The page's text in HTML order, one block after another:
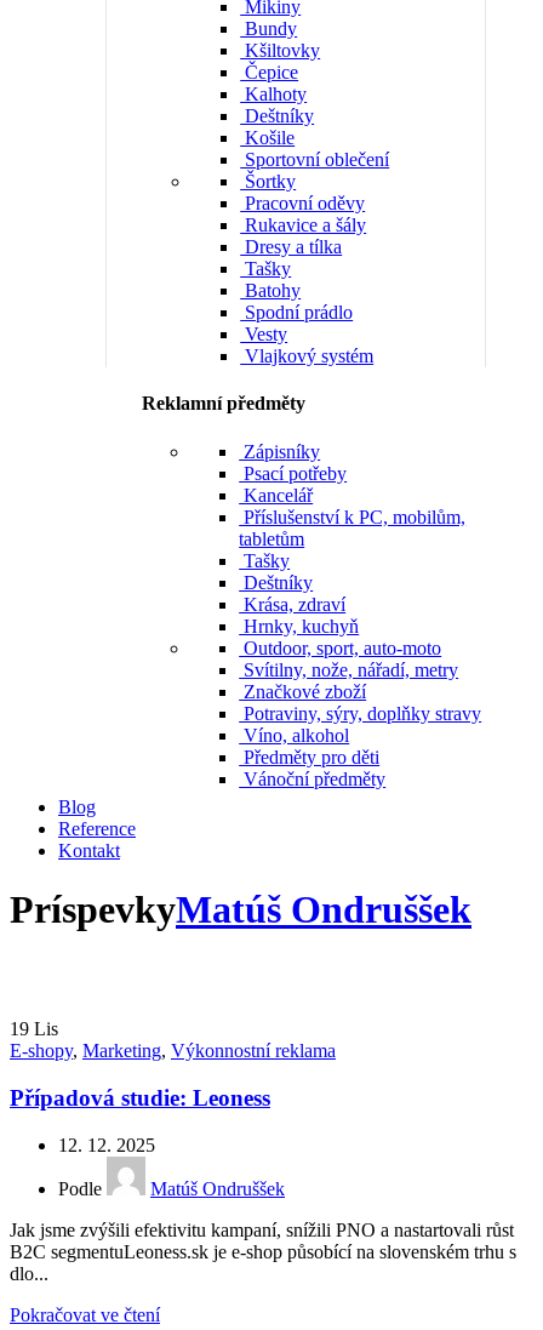
Mikiny
Bundy
Kšiltovky
Čepice
Kalhoty
Deštníky
Košile
Sportovní oblečení
Šortky
Pracovní oděvy
Rukavice a šály
Dresy a tílka
Tašky
Batohy
Spodní prádlo
Vesty
Vlajkový systém
Reklamní předměty
Zápisníky
Psací potřeby
Kancelář
Příslušenství k PC, mobilům,
tabletům
Tašky
Deštníky
Krása, zdraví
Hrnky, kuchyň
Outdoor, sport, auto-moto
Svítilny, nože, nářadí, metry
Značkové zboží
Potraviny, sýry, doplňky stravy
Víno, alkohol
Předměty pro děti
Vánoční předměty
Blog
Reference
Kontakt
PríspevkyMatúš Ondruššek
19 Lis
E-shopy, Marketing, Výkonnostní reklama
Případová studie: Leoness
12. 12. 2025
Podle
Matúš Ondruššek
Jak jsme zvýšili efektivitu kampaní, snížili PNO a nastartovali růst
B2C segmentuLeoness.sk je e-shop působící na slovenském trhu s
dlo...
Pokračovat ve čtení